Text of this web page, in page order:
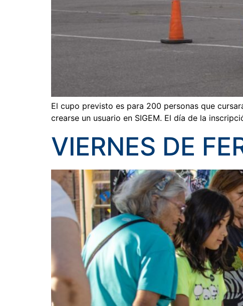
El cupo previsto es para 200 personas que
crearse un usuario en SIGEM. El día de la
VIERNES DE